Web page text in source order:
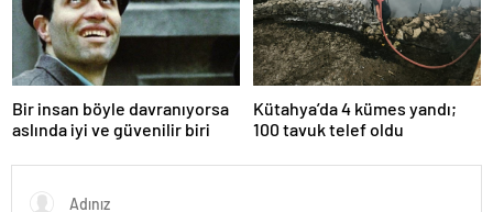
Bir insan böyle davranıyorsa
aslında iyi ve güvenilir biri
Kütahya’da 4 kümes yandı;
100 tavuk telef oldu